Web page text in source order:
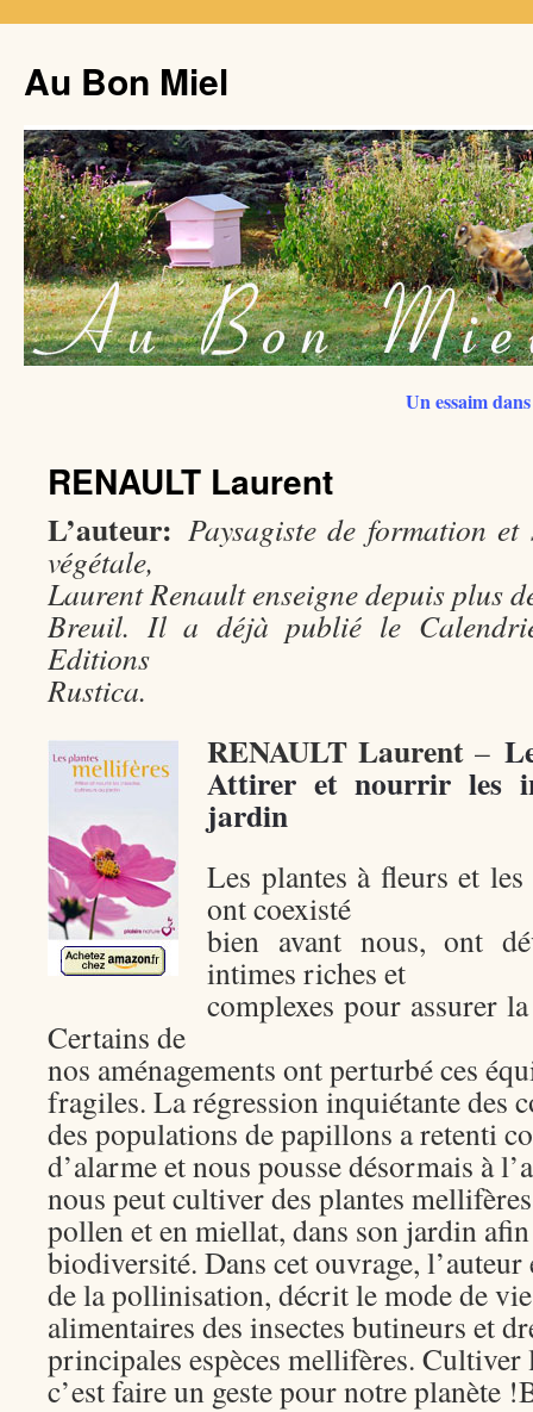
Au Bon Miel
Un essaim
RENAULT Laurent
L’auteur: Paysagiste de formation
végétale,
Laurent Renault enseigne depuis plus
Breuil. Il a déjà publié le
Editions
Rustica.
RENAULT Laurent–
Attirer et nourrir les
jardin
Les plantes à fleurs et
ont coexisté
bien avant nous, ont
intimes riches et
complexes pour assurer
Certains de
nos aménagements ont perturbé ces
fragiles. La régression inquiétante des
des populations de papillons a retenti
d’alarme et nous pousse désormais à
nous peut cultiver des plantes
pollen et en miellat, dans son jardin
biodiversité. Dans cet ouvrage,
de la pollinisation, décrit le mode de
alimentaires des insectes butineurs et
principales espèces mellifères. Cultiver
c’est faire un geste pour notre planète